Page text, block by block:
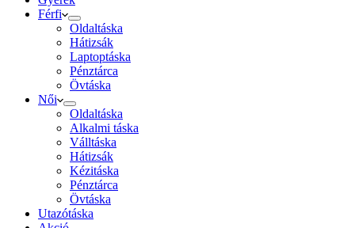
Férfi
Oldaltáska
Hátizsák
Laptoptáska
Pénztárca
Övtáska
Női
Oldaltáska
Alkalmi táska
Válltáska
Hátizsák
Kézitáska
Pénztárca
Övtáska
Utazótáska